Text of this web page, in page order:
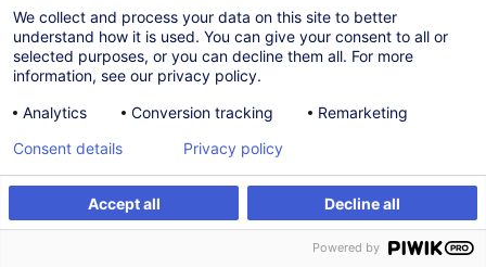
Être alerté Formation sur mesure
4h
Formation présentielle
We collect and process your data on this site to better
understand how it is used. You can give your consent to all or
selected purposes, or you can decline them all. For more
information, see our privacy policy.
Analytics
Conversion tracking Remarketing
Accept all Decline all
Consent details Privacy policy
Powered by